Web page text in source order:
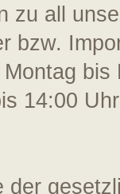
zu all
bzw.
14:00
der